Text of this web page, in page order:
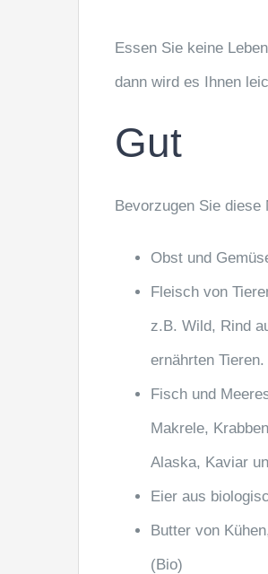
Essen Sie keine
dann wird es Ihnen
Gut
Bevorzugen Sie diese
Obst und
Fleisch von
z.B. Wild, Rind
ernährten Tieren.
Fisch und
Makrele,
Alaska, Kaviar
Eier aus
Butter von
(Bio)